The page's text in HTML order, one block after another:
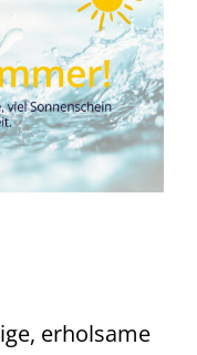
erholsame